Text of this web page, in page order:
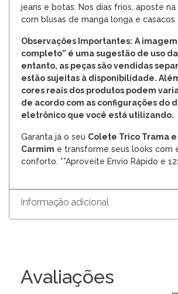
jeans e botas. Nos dias frios, aposte
com blusas de manga longa e casacos
Observações Importantes: A
completo” é uma sugestão de uso
entanto, as peças são vendidas
estão sujeitas à disponibilidade.
cores reais dos produtos podem
de acordo com as configurações do
eletrônico que você está utilizando.
Garanta já o seu Colete Trico Trama
Carmim e transforme seus looks com
conforto. **Aproveite Envio Rápido e
Informação adicional
Avaliações